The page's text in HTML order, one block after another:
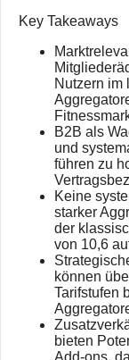
Key Takeaways
Nutzern im
B2B als
und
führen zu
Keine
starker
der
von 10,6
können
Tarifstufen
bieten